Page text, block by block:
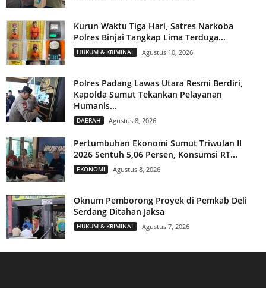
Kurun Waktu Tiga Hari, Satres Narkoba
Polres Binjai Tangkap Lima Terduga...
HUKUM & KRIMINAL Agustus 10, 2026
Polres Padang Lawas Utara Resmi Berdiri,
Kapolda Sumut Tekankan Pelayanan
Humanis...
DAERAH Agustus 8, 2026
Pertumbuhan Ekonomi Sumut Triwulan II
2026 Sentuh 5,06 Persen, Konsumsi RT...
EKONOMI Agustus 8, 2026
Oknum Pemborong Proyek di Pemkab Deli
Serdang Ditahan Jaksa
HUKUM & KRIMINAL Agustus 7, 2026